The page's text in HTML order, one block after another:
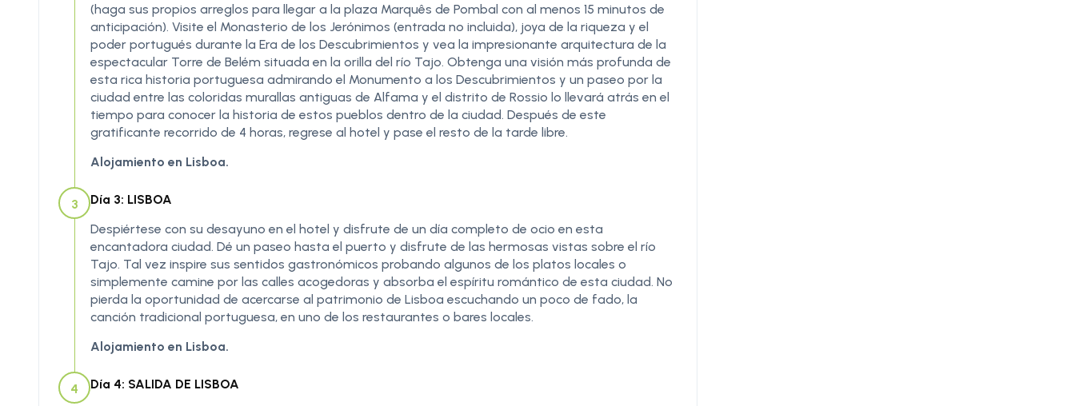
(haga sus propios arreglos para llegar a la plaza Marquês de Pombal con al menos 15 minutos de
anticipación). Visite el Monasterio de los Jerónimos (entrada no incluida), joya de la riqueza y el
poder portugués durante la Era de los Descubrimientos y vea la impresionante arquitectura de la
espectacular Torre de Belém situada en la orilla del río Tajo. Obtenga una visión más profunda de
esta rica historia portuguesa admirando el Monumento a los Descubrimientos y un paseo por la
ciudad entre las coloridas murallas antiguas de Alfama y el distrito de Rossio lo llevará atrás en el
tiempo para conocer la historia de estos pueblos dentro de la ciudad. Después de este
gratificante recorrido de 4 horas, regrese al hotel y pase el resto de la tarde libre.
Alojamiento en Lisboa.
3
Día 3: LISBOA
Despiértese con su desayuno en el hotel y disfrute de un día completo de ocio en esta
encantadora ciudad. Dé un paseo hasta el puerto y disfrute de las hermosas vistas sobre el río
Tajo. Tal vez inspire sus sentidos gastronómicos probando algunos de los platos locales o
simplemente camine por las calles acogedoras y absorba el espíritu romántico de esta ciudad. No
pierda la oportunidad de acercarse al patrimonio de Lisboa escuchando un poco de fado, la
canción tradicional portuguesa, en uno de los restaurantes o bares locales.
Alojamiento en Lisboa.
4
Día 4: SALIDA DE LISBOA